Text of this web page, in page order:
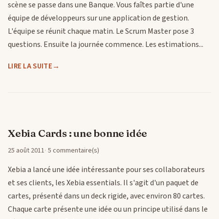
scène se passe dans une Banque. Vous faîtes partie d'une
équipe de développeurs sur une application de gestion.
L'équipe se réunit chaque matin. Le Scrum Master pose 3
questions. Ensuite la journée commence. Les estimations...
LIRE LA SUITE
Xebia Cards : une bonne idée
25 août 2011 5 commentaire(s)
Xebia a lancé une idée intéressante pour ses collaborateurs
et ses clients, les Xebia essentials. Il s'agit d'un paquet de
cartes, présenté dans un deck rigide, avec environ 80 cartes.
Chaque carte présente une idée ou un principe utilisé dans le